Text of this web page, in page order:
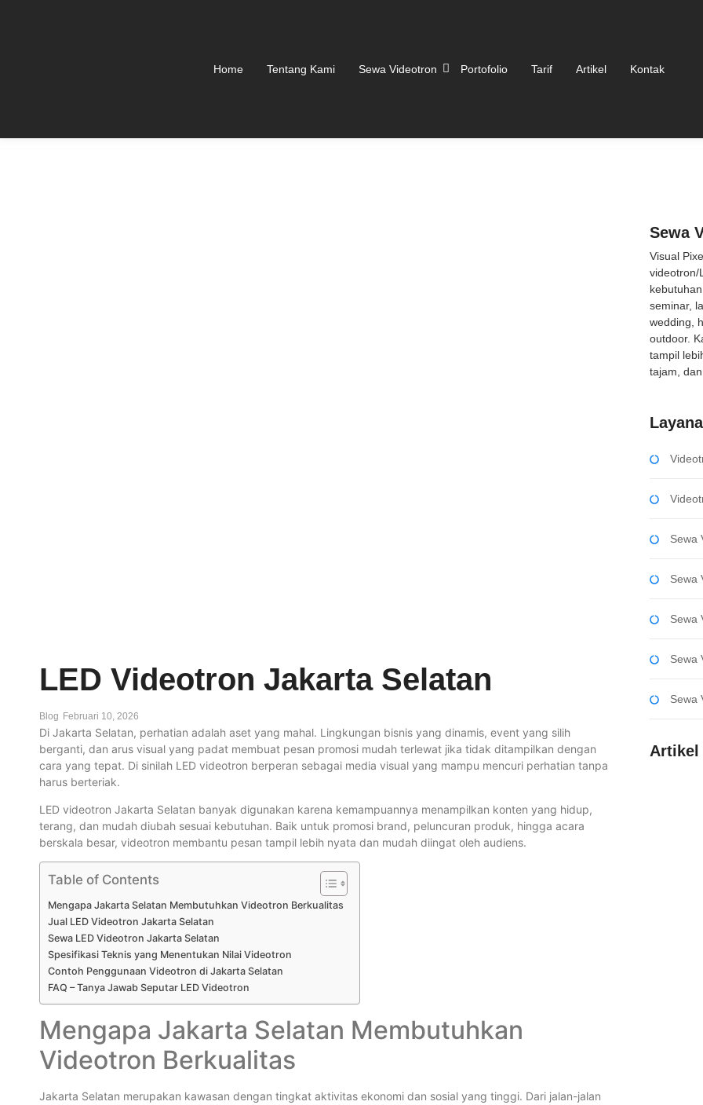
Home Tentang Kami Sewa Videotron Portofolio Tarif Artikel Kontak
LED Videotron Jakarta Selatan
Blog Februari 10, 2026
Di Jakarta Selatan, perhatian adalah aset yang mahal. Lingkungan bisnis yang dinamis, event yang silih
berganti, dan arus visual yang padat membuat pesan promosi mudah terlewat jika tidak ditampilkan dengan
cara yang tepat. Di sinilah LED videotron berperan sebagai media visual yang mampu mencuri perhatian tanpa
harus berteriak.
LED videotron Jakarta Selatan banyak digunakan karena kemampuannya menampilkan konten yang hidup,
terang, dan mudah diubah sesuai kebutuhan. Baik untuk promosi brand, peluncuran produk, hingga acara
berskala besar, videotron membantu pesan tampil lebih nyata dan mudah diingat oleh audiens.
Table of Contents
Mengapa Jakarta Selatan Membutuhkan Videotron Berkualitas
Jual LED Videotron Jakarta Selatan
Sewa LED Videotron Jakarta Selatan
Spesifikasi Teknis yang Menentukan Nilai Videotron
Contoh Penggunaan Videotron di Jakarta Selatan
FAQ – Tanya Jawab Seputar LED Videotron
Mengapa Jakarta Selatan Membutuhkan
Videotron Berkualitas
Jakarta Selatan merupakan kawasan dengan tingkat aktivitas ekonomi dan sosial yang tinggi. Dari jalan-jalan
Sewa
Visual
videotron/
seminar,
wedding,
outdoor.
tampil
tajam, dan
Sewa
Sewa
Sewa
Sewa
Sewa
Artikel